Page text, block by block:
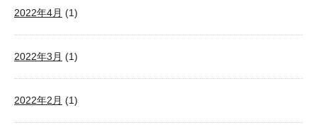
2022年4月 (1)
2022年3月 (1)
2022年2月 (1)